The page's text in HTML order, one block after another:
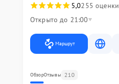
5,0255 оценки
Открыто до 21:00
Маршрут
ОбзорОтзывы 210